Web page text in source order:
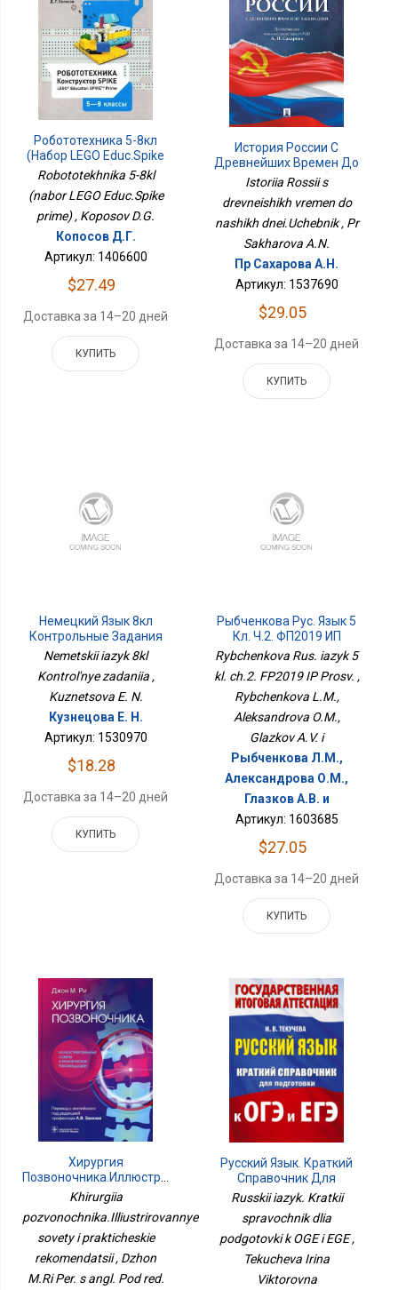
Робототехника 5-8кл
(набор LEGO Educ.Spike
Prime)
Robototekhnika 5-8kl
(nabor LEGO Educ.Spike
prime) , Koposov D.G.
Копосов Д.Г.
Артикул: 1406600
$27.49
Доставка за 14–20 дней
КУПИТЬ
История России С
Древнейших Времен До
Наших Дней.Учебник
Istoriia Rossii s
drevneishikh vremen do
nashikh dnei.Uchebnik , Pr
Sakharova A.N.
Пр Сахарова А.Н.
Артикул: 1537690
$29.05
Доставка за 14–20 дней
КУПИТЬ
Немецкий Язык 8кл
Контрольные Задания
Nemetskii iazyk 8kl
Kontrol'nye zadaniia ,
Kuznetsova E. N.
Кузнецова Е. Н.
Артикул: 1530970
$18.28
Доставка за 14–20 дней
КУПИТЬ
Рыбченкова Рус. Язык 5
Кл. Ч.2. ФП2019 ИП
Просв.
Rybchenkova Rus. iazyk 5
kl. ch.2. FP2019 IP Prosv. ,
Rybchenkova L.M.,
Aleksandrova O.M.,
Glazkov A.V. i
Рыбченкова Л.М.,
Александрова О.М.,
Глазков А.В. и
Артикул: 1603685
$27.05
Доставка за 14–20 дней
КУПИТЬ
Хирургия
Позвоночника.Иллюстрированные
Советы И Практические
Рекомендации
Khirurgiia
pozvonochnika.Illiustrirovannye
sovety i prakticheskie
rekomendatsii , Dzhon
M.Ri Per. s angl. Pod red.
Русский Язык. Краткий
Справочник Для
Подготовки К ОГЭ И ЕГЭ
Russkii iazyk. Kratkii
spravochnik dlia
podgotovki k OGE i EGE ,
Tekucheva Irina
Viktorovna